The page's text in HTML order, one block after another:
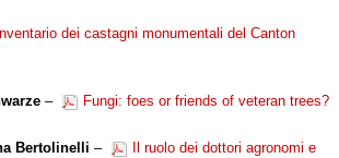
Inventario dei castagni monumentali del Canton
– Fungi: foes or friends of veteran trees?
Bertolinelli –
Il ruolo dei dottori agronomi e